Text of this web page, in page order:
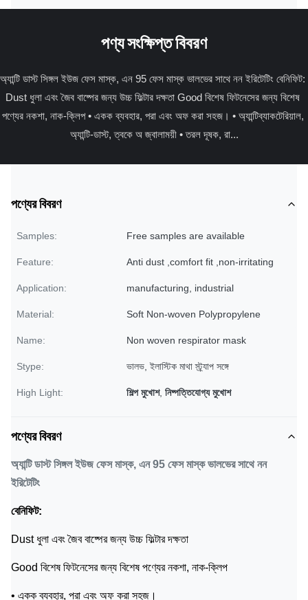
পণ্য সংক্ষিপ্ত বিবরণ
অ্যান্টি ডাস্ট সিঙ্গল ইউজ ফেস মাস্ক, এন 95 ফেস মাস্ক ভালভের সাথে নন ইরিটেটিং বেনিফিট:
Dust ধুলা এবং জৈব বাষ্পের জন্য উচ্চ ফিল্টার দক্ষতা Good বিশেষ ফিটনেসের জন্য বিশেষ
পণ্যের নকশা, নাক-ক্লিপ • একক ব্যবহার, পরা এবং অফ করা সহজ। • অ্যান্টিব্যাকটেরিয়াল,
অ্যান্টি-ডাস্ট, ত্বকে অ জ্বালাময়ী • তরল দূষক, রা...
পণ্যের বিবরণ
Samples: Free samples are available
Feature: Anti dust ,comfort fit ,non-irritating
Application: manufacturing, industrial
Material: Soft Non-woven Polypropylene
Name: Non woven respirator mask
Stype: ভালভ, ইলাস্টিক মাথা স্ট্র্যাপ সঙ্গে
High Light: শিল্প মুখোশ, নিষ্পত্তিযোগ্য মুখোশ
পণ্যের বিবরণ
অ্যান্টি ডাস্ট সিঙ্গল ইউজ ফেস মাস্ক, এন 95 ফেস মাস্ক ভালভের সাথে নন
ইরিটেটিং
বেনিফিট:
Dust ধুলা এবং জৈব বাষ্পের জন্য উচ্চ ফিল্টার দক্ষতা
Good বিশেষ ফিটনেসের জন্য বিশেষ পণ্যের নকশা, নাক-ক্লিপ
• একক ব্যবহার, পরা এবং অফ করা সহজ।